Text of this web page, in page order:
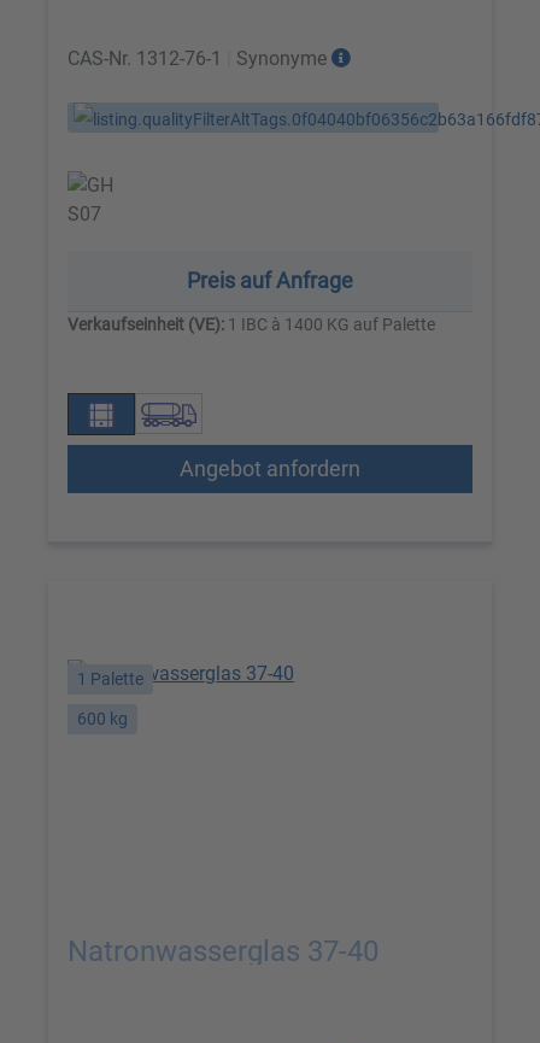
CAS-Nr. 1312-76-1 Synonyme
Preis auf Anfrage
Verkaufseinheit (VE): 1 IBC à 1400 KG auf Palette
Angebot anfordern
1 Palette
600 kg
Natronwasserglas 37-40